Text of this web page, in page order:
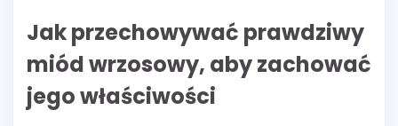
Jak przechowywać prawdziwy
miód wrzosowy, aby zachować
jego właściwości